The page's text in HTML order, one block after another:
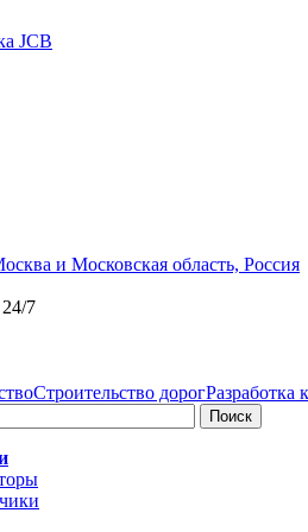
JCB
и Московская область, Россия
7
Строительство дорогРазработка